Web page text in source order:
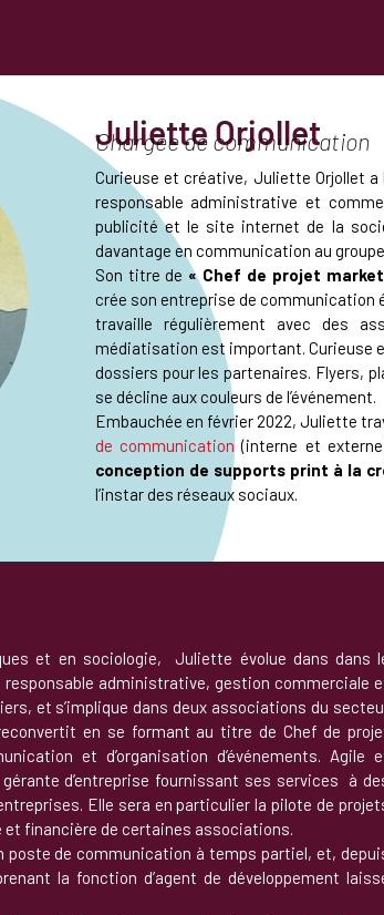
Juliette Orjollet
Chargée de communication
Curieuse et créative, Juliette Orjollet a
responsable administrative et
publicité et le site internet de la
davantage en communication au
Son titre de « Chef de projet
crée son entreprise de communication
travaille régulièrement avec des
médiatisation est important. Curieuse
dossiers pour les partenaires. Flyers,
se décline aux couleurs de l’événement.
Embauchée en février 2022, Juliette
de communication (interne et
conception de supports print à la
l’instar des réseaux sociaux.
et en sociologie, Juliette évolue dans dans
administrative, gestion commerciale
et s’implique dans deux associations du
en se formant au titre de Chef de
et d’organisation d’événements. Agile
d’entreprise fournissant ses services à
Elle sera en particulier la pilote de
financière de certaines associations.
poste de communication à temps partiel, et,
la fonction d’agent de développement